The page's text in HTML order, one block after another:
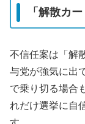
「解散カ
不信任案は「解
与党が強気に出
で乗り切る場合
れだけ選挙に自